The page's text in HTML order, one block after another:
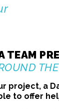
TEAM
project, a
to offer